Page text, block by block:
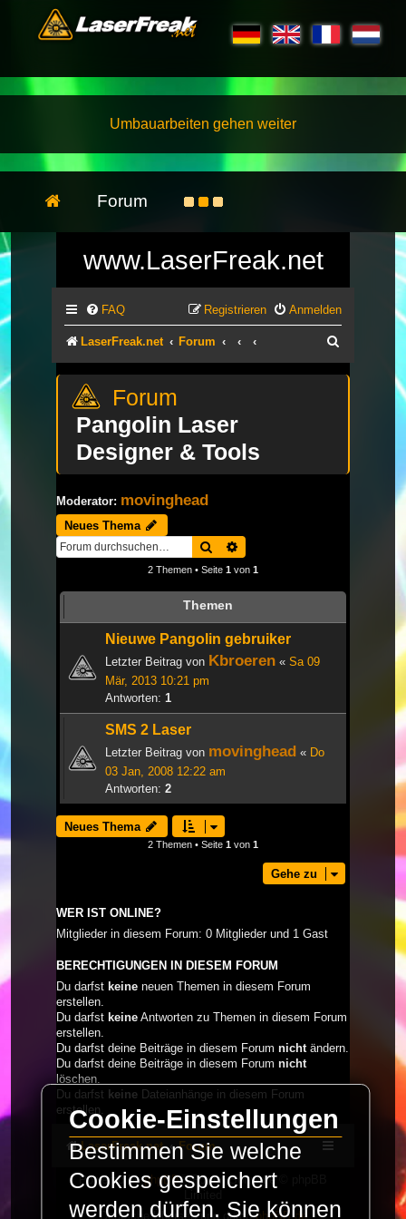
Umbauarbeiten gehen weiter
Forum
www.LaserFreak.net
FAQ Anmelden
Registrieren
LaserFreak.net Forum
Pangolin Laser
Designer & Tools
Moderator: movinghead
Neues Thema
Suche
2 Themen • Seite 1 von 1
Themen
Nieuwe Pangolin gebruiker
Letzter Beitrag von Kbroeren « Sa 09
Mär, 2013 10:21 pm
Antworten: 1
SMS 2 Laser
Letzter Beitrag von movinghead « Do
03 Jan, 2008 12:22 am
Antworten: 2
Neues Thema
2 Themen • Seite 1 von 1
Gehe zu
WER IST ONLINE?
Mitglieder in diesem Forum: 0 Mitglieder und 1 Gast
BERECHTIGUNGEN IN DIESEM FORUM
Du darfst keine neuen Themen in diesem Forum
erstellen.
Du darfst keine Antworten zu Themen in diesem Forum
erstellen.
Du darfst deine Beiträge in diesem Forum nichtändern.
Du darfst deine Beiträge in diesem Forum nicht
löschen.
Du darfst keine Dateianhänge in diesem Forum
erstellen.
LaserFreak.net Forum
Powered byphpBB® Forum Software © phpBB
Limited
Deutsche Übersetzung durchphpBB.de
Cookie-Einstellungen
Bestimmen Sie welche
Cookies gespeichert
werden dürfen. Sie können